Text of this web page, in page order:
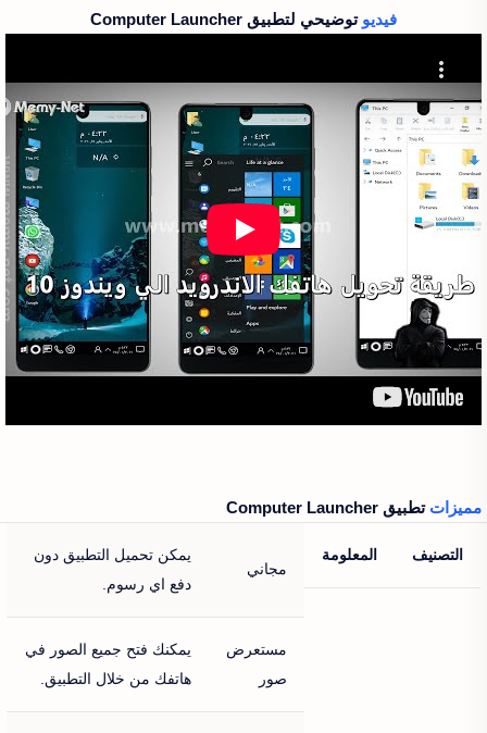
فيديو توضيحي لتطبيق Computer Launcher‏
مميزات تطبيق Computer Launcher‏
التصنيف
المعلومة
مجاني
يمكن تحميل التطبيق دون
دفع اي رسوم.
مستعرض
صور
يمكنك فتح جميع الصور في
هاتفك من خلال التطبيق.